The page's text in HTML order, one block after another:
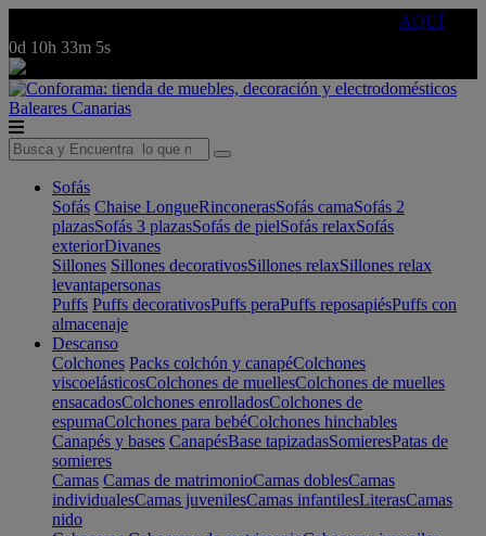
AQUÍ
0d 10h 33m 5s
Baleares Canarias
Sofás
Sofás Chaise LongueRinconerasSofás camaSofás 2
plazasSofás 3 plazasSofás de pielSofás relaxSofás
exteriorDivanes
Sillones Sillones decorativosSillones relaxSillones relax
levantapersonas
Puffs Puffs decorativosPuffs peraPuffs reposapiésPuffs con
almacenaje
Descanso
Colchones Packs colchón y canapéColchones
viscoelásticosColchones de muellesColchones de muelles
ensacadosColchones enrolladosColchones de
espumaColchones para bebéColchones hinchables
Canapés y bases CanapésBase tapizadasSomieresPatas de
somieres
Camas Camas de matrimonioCamas doblesCamas
individualesCamas juvenilesCamas infantilesLiterasCamas
nido